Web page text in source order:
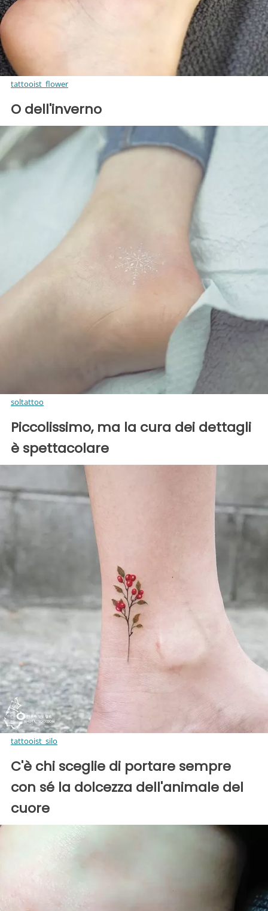
tattooist_flower
O dell'inverno
soltattoo
Piccolissimo, ma la cura dei dettagli
è spettacolare
tattooist_silo
C'è chi sceglie di portare sempre
con sé la dolcezza dell'animale del
cuore